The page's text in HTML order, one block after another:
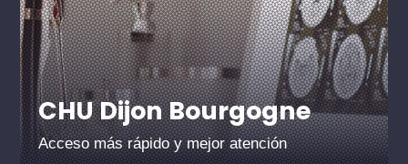
CHU Dijon Bourgogne
Acceso más rápido y mejor atención